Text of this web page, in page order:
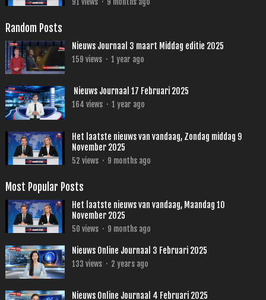
Random Posts
Nieuws Journaal 3 maart Middag editie 2025
159 views · 1 year ago
Nieuws Journaal 17 Februari 2025
164 views · 1 year ago
Het laatste nieuws van vandaag, Zondag middag 9
November 2025
52 views · 9 months ago
Most Popular Posts
Het laatste nieuws van vandaag, Maandag 10
November 2025
50 views · 9 months ago
Nieuws Online Journaal 3 Februari 2025
133 views · 2 years ago
Nieuws Online Journaal 4 Februari 2025